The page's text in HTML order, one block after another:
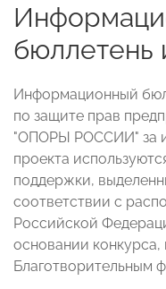
бюллетень
Информационный
по защите прав
"ОПОРЫ РОССИИ" за
проекта
поддержки,
соответствии с
Российской
основании конкурса,
Благотворительным